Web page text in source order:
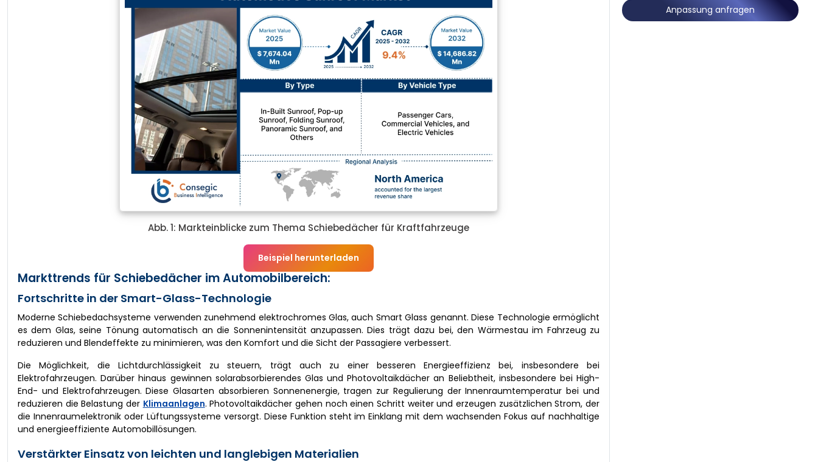
Abb. 1: Markteinblicke zum Thema Schiebedächer für Kraftfahrzeuge
Beispiel herunterladen
Markttrends für Schiebedächer im Automobilbereich:
Fortschritte in der Smart-Glass-Technologie
Moderne Schiebedachsysteme verwenden zunehmend elektrochromes Glas, auch Smart Glass genannt. Diese Technologie ermöglicht
es dem Glas, seine Tönung automatisch an die Sonnenintensität anzupassen. Dies trägt dazu bei, den Wärmestau im Fahrzeug zu
reduzieren und Blendeffekte zu minimieren, was den Komfort und die Sicht der Passagiere verbessert.
Die Möglichkeit, die Lichtdurchlässigkeit zu steuern, trägt auch zu einer besseren Energieeffizienz bei, insbesondere bei
Elektrofahrzeugen. Darüber hinaus gewinnen solarabsorbierendes Glas und Photovoltaikdächer an Beliebtheit, insbesondere bei High-
End- und Elektrofahrzeugen. Diese Glasarten absorbieren Sonnenenergie, tragen zur Regulierung der Innenraumtemperatur bei und
reduzieren die Belastung der Klimaanlagen. Photovoltaikdächer gehen noch einen Schritt weiter und erzeugen zusätzlichen Strom, der
die Innenraumelektronik oder Lüftungssysteme versorgt. Diese Funktion steht im Einklang mit dem wachsenden Fokus auf nachhaltige
und energieeffiziente Automobillösungen.
Verstärkter Einsatz von leichten und langlebigen Materialien
Anpassung anfragen